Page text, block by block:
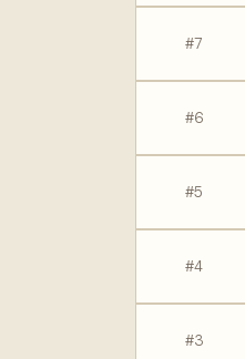
#7
#6
#5
#4
#3